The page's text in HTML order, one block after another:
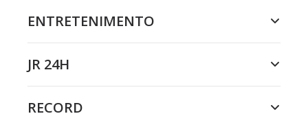
ENTRETENIMENTO
JR 24H
RECORD